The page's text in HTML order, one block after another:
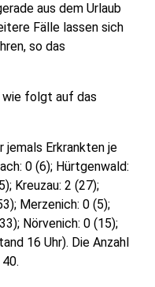
aus dem Urlaub
Fälle lassen sich
so das
folgt auf das
jemals Erkrankten je
0 (6); Hürtgenwald:
Kreuzau: 2 (27);
Merzenich: 0 (5);
Nörvenich: 0 (15);
16 Uhr). Die Anzahl